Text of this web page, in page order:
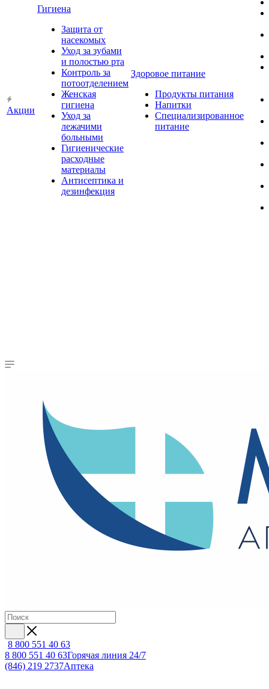
Акции
Гигиена
Защита от
насекомых
Уход за зубами
и полостью рта
Контроль за
потоотделением
Женская
гигиена
Уход за
лежачими
больными
Гигиенические
расходные
материалы
Антисептика и
дезинфекция
Здоровое питание
Продукты питания
Напитки
Специализированное
питание
8 800 551 40 63
8 800 551 40 63Горячая линия 24/7
(846) 219 2737Аптека